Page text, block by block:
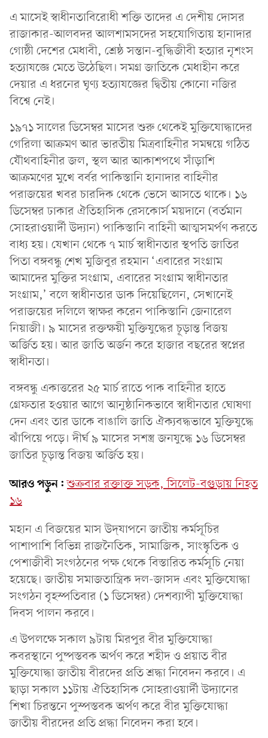
এ মাসেই স্বাধীনতাবিরোধী শক্তি তাদের এ দেশীয় দোসর
রাজাকার-আলবদর আলশামসদের সহযোগিতায় হানাদার
গোষ্ঠী দেশের মেধাবী, শ্রেষ্ঠ সন্তান-বুদ্ধিজীবী হত্যার নৃশংস
হত্যাযজ্ঞে মেতে উঠেছিল। সমগ্র জাতিকে মেধাহীন করে
দেয়ার এ ধরনের ঘৃণ্য হত্যাযজ্ঞের দ্বিতীয় কোনো নজির
বিশ্বে নেই।
১৯৭১ সালের ডিসেম্বর মাসের শুরু থেকেই মুক্তিযোদ্ধাদের
গেরিলা আক্রমণ আর ভারতীয় মিত্রবাহিনীর সমন্বয়ে গঠিত
যৌথবাহিনীর জল, স্থল আর আকাশপথে সাঁড়াশি
আক্রমণের মুখে বর্বর পাকিস্তানি হানাদার বাহিনীর
পরাজয়ের খবর চারদিক থেকে ভেসে আসতে থাকে। ১৬
ডিসেম্বর ঢাকার ঐতিহাসিক রেসকোর্স ময়দানে (বর্তমান
সোহরাওয়ার্দী উদ্যান) পাকিস্তানি বাহিনী আত্মসমর্পণ করতে
বাধ্য হয়। যেখান থেকে ৭ মার্চ স্বাধীনতার স্থপতি জাতির
পিতা বঙ্গবন্ধু শেখ মুজিবুর রহমান ‘এবারের সংগ্রাম
আমাদের মুক্তির সংগ্রাম, এবারের সংগ্রাম স্বাধীনতার
সংগ্রাম,’ বলে স্বাধীনতার ডাক দিয়েছিলেন, সেখানেই
পরাজয়ের দলিলে স্বাক্ষর করেন পাকিস্তানি জেনারেল
নিয়াজী। ৯ মাসের রক্তক্ষয়ী মুক্তিযুদ্ধের চূড়ান্ত বিজয়
অর্জিত হয়। আর জাতি অর্জন করে হাজার বছরের স্বপ্নের
স্বাধীনতা।
বঙ্গবন্ধু একাত্তরের ২৫ মার্চ রাতে পাক বাহিনীর হাতে
গ্রেফতার হওয়ার আগে আনুষ্ঠানিকভাবে স্বাধীনতার ঘোষণা
দেন এবং তার ডাকে বাঙালি জাতি ঐক্যবদ্ধভাবে মুক্তিযুদ্ধে
ঝাঁপিয়ে পড়ে। দীর্ঘ ৯ মাসের সশস্ত্র জনযুদ্ধে ১৬ ডিসেম্বর
জাতির চূড়ান্ত বিজয় অর্জিত হয়।
আরও পড়ুন: শুক্রবার রক্তাক্ত সড়ক, সিলেট-বগুড়ায় নিহত
১৬
মহান এ বিজয়ের মাস উদ্‌যাপনে জাতীয় কর্মসূচির
পাশাপাশি বিভিন্ন রাজনৈতিক, সামাজিক, সাংস্কৃতিক ও
পেশাজীবী সংগঠনের পক্ষ থেকে বিস্তারিত কর্মসূচি নেয়া
হয়েছে। জাতীয় সমাজতান্ত্রিক দল-জাসদ এবং মুক্তিযোদ্ধা
সংগঠন বৃহস্পতিবার (১ ডিসেম্বর) দেশব্যাপী মুক্তিযোদ্ধা
দিবস পালন করবে।
এ উপলক্ষে সকাল ৯টায় মিরপুর বীর মুক্তিযোদ্ধা
কবরস্থানে পুষ্পস্তবক অর্পণ করে শহীদ ও প্রয়াত বীর
মুক্তিযোদ্ধা জাতীয় বীরদের প্রতি শ্রদ্ধা নিবেদন করবে। এ
ছাড়া সকাল ১১টায় ঐতিহাসিক সোহরাওয়ার্দী উদ্যানের
শিখা চিরন্তনে পুস্পস্তবক অর্পণ করে বীর মুক্তিযোদ্ধা
জাতীয় বীরদের প্রতি প্রদ্ধা নিবেদন করা হবে।